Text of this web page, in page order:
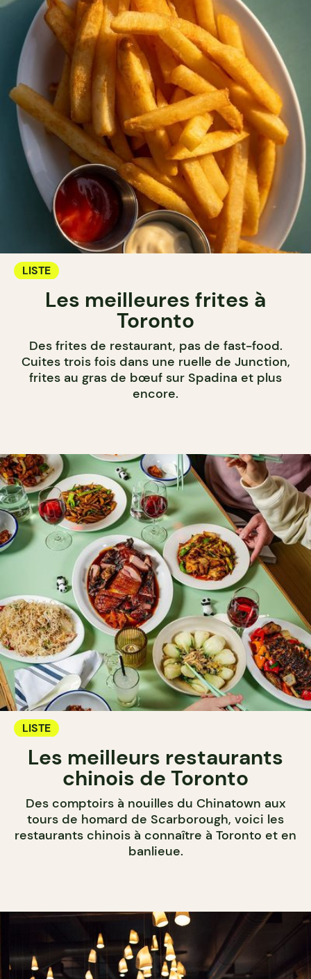
LISTE
Les meilleures frites à
Toronto
Des frites de restaurant, pas de fast-food.
Cuites trois fois dans une ruelle de Junction,
frites au gras de bœuf sur Spadina et plus
encore.
LISTE
Les meilleurs restaurants
chinois de Toronto
Des comptoirs à nouilles du Chinatown aux
tours de homard de Scarborough, voici les
restaurants chinois à connaître à Toronto et en
banlieue.